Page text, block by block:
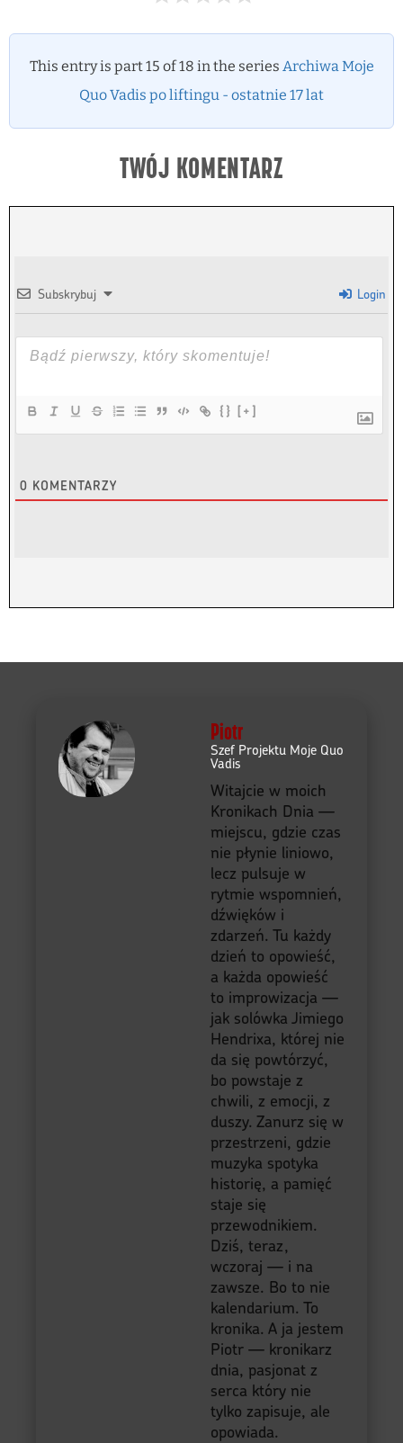
This entry is part 15 of 18 in the series Archiwa Moje
Quo Vadis po liftingu - ostatnie 17 lat
TWÓJ KOMENTARZ
Subskrybuj Login
{} [+]
0 KOMENTARZY
Piotr
Szef Projektu Moje Quo
Vadis
Witajcie w moich
Kronikach Dnia —
miejscu, gdzie czas
nie płynie liniowo,
lecz pulsuje w
rytmie wspomnień,
dźwięków i
zdarzeń. Tu każdy
dzień to opowieść,
a każda opowieść
to improwizacja —
jak solówka Jimiego
Hendrixa, której nie
da się powtórzyć,
bo powstaje z
chwili, z emocji, z
duszy. Zanurz się w
przestrzeni, gdzie
muzyka spotyka
historię, a pamięć
staje się
przewodnikiem.
Dziś, teraz,
wczoraj — i na
zawsze. Bo to nie
kalendarium. To
kronika. A ja jestem
Piotr — kronikarz
dnia, pasjonat z
serca który nie
tylko zapisuje, ale
opowiada.